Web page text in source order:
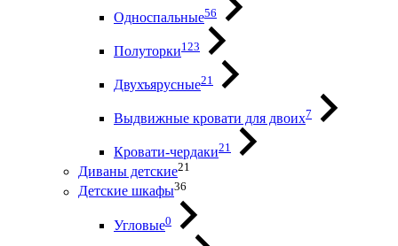
Односпальные56
Полуторки123
Двухъярусные21
Выдвижные кровати для двоих7
Кровати-чердаки21
Диваны детские21
Детские шкафы36
Угловые0